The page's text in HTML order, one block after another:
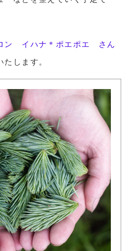
ン イハナ＊ポエポエ さん
します。